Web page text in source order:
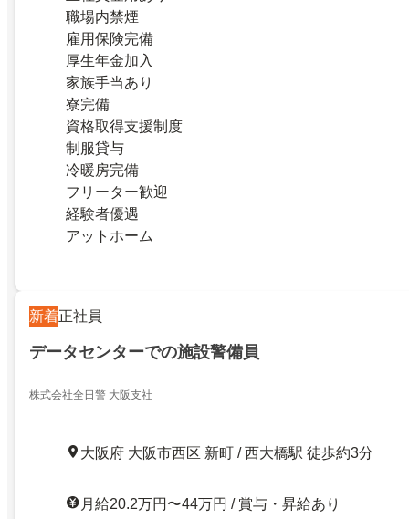
職場内禁煙
雇用保険完備
厚生年金加入
家族手当あり
寮完備
資格取得支援制度
制服貸与
冷暖房完備
フリーター歓迎
経験者優遇
アットホーム
新着正社員
データセンターでの施設警備員
株式会社全日警 大阪支社
大阪府 大阪市西区 新町 / 西大橋駅 徒歩約3分
月給20.2万円〜44万円 / 賞与・昇給あり